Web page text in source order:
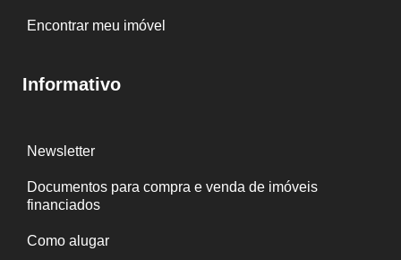
Encontrar meu imóvel
Informativo
Newsletter
Documentos para compra e venda de imóveis
financiados
Como alugar